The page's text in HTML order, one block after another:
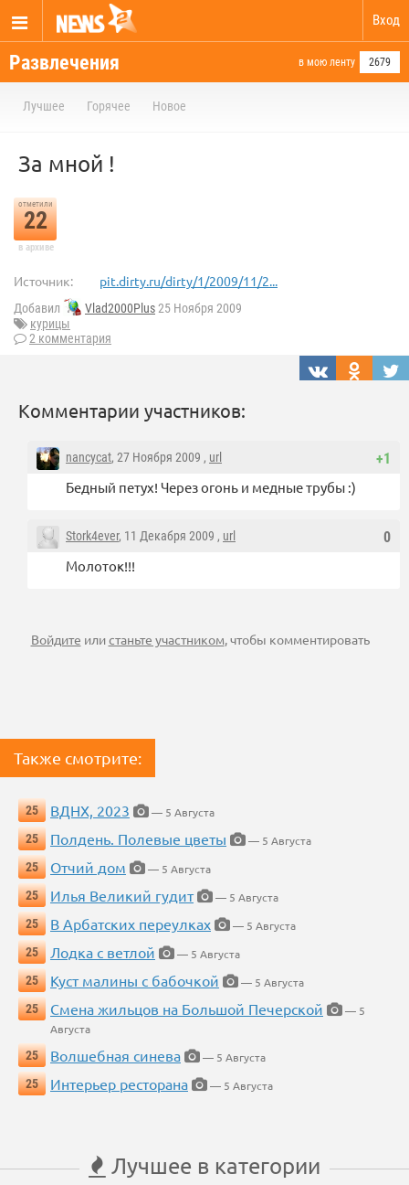
Вход
Развлечения в мою ленту 2679
Лучшее Горячее Новое
За мной !
отметили
22
в архиве
Источник: pit.dirty.ru/dirty/1/2009/11/2...
Добавил Vlad2000Plus25 Ноября 2009
курицы
2 комментария
Комментарии участников:
+1
nancycat, 27 Ноября 2009 , url
Бедный петух! Через огонь и медные трубы :)
0
Stork4ever, 11 Декабря 2009 , url
Молоток!!!
Войдите илистаньте участником, чтобы комментировать
Также смотрите:
25 ВДНХ, 2023
— 5 Августа
25
Полдень. Полевые цветы
— 5 Августа
25
Отчий дом
— 5 Августа
25
Илья Великий гудит
— 5 Августа
25
В Арбатских переулках
— 5 Августа
25
Лодка с ветлой
— 5 Августа
25
Куст малины с бабочкой
— 5 Августа
25
Смена жильцов на Большой Печерской
— 5
Августа
25
Волшебная синева
— 5 Августа
25
Интерьер ресторана — 5 Августа
Лучшее в категории